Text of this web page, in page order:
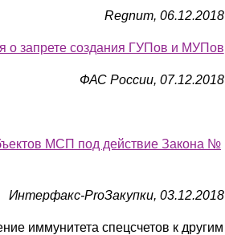
Regnum, 06.12.2018
о запрете создания ГУПов и МУПов
ФАС России, 07.12.2018
МСП под действие Закона №
Интерфакс-ProЗакупки, 03.12.2018
иммунитета спецсчетов к другим